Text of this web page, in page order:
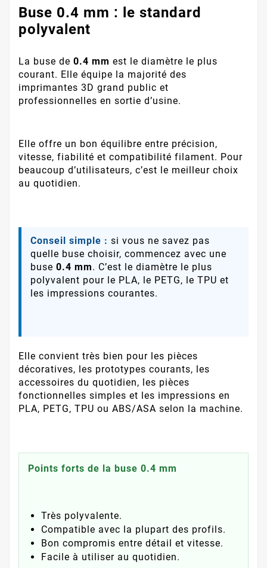
Buse 0.4 mm : le standard
polyvalent
La buse de 0.4 mm est le diamètre le plus
courant. Elle équipe la majorité des
imprimantes 3D grand public et
professionnelles en sortie d’usine.
Elle offre un bon équilibre entre précision,
vitesse, fiabilité et compatibilité filament. Pour
beaucoup d’utilisateurs, c’est le meilleur choix
au quotidien.
Conseil simple : si vous ne savez pas
quelle buse choisir, commencez avec une
buse 0.4 mm. C’est le diamètre le plus
polyvalent pour le PLA, le PETG, le TPU et
les impressions courantes.
Elle convient très bien pour les pièces
décoratives, les prototypes courants, les
accessoires du quotidien, les pièces
fonctionnelles simples et les impressions en
PLA, PETG, TPU ou ABS/ASA selon la machine.
Points forts de la buse 0.4 mm
Très polyvalente.
Compatible avec la plupart des profils.
Bon compromis entre détail et vitesse.
Facile à utiliser au quotidien.